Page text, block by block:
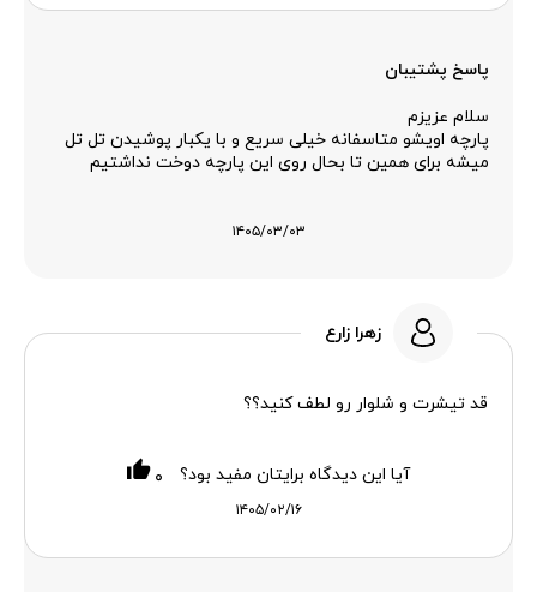
پاسخ پشتیبان
سلام عزیزم
پارچه اویشو متاسفانه خیلی سریع و با یکبار پوشیدن تل تل
میشه برای همین تا بحال روی این پارچه دوخت نداشتیم
۱۴۰۵/۰۳/۰۳
زهرا زارع
قد تیشرت و شلوار رو لطف کنید؟؟
۱۴۰۵/۰۲/۱۶
آیا این دیدگاه برایتان مفید بود؟ ۰